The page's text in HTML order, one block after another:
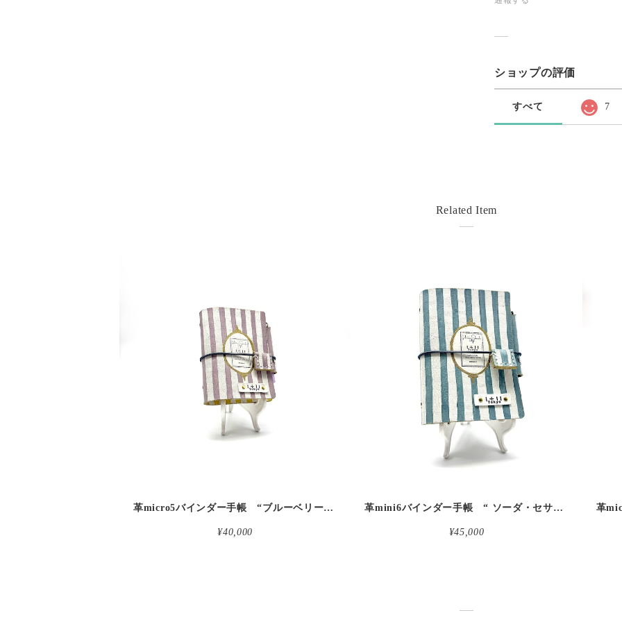
ショップの評価
すべて 7
Related Item
detail
革micro5バインダー手帳 “ブルーベリー・レモンシェイク 昼下がりのお茶会” 本革
¥40,000
detail
革mini6バインダー手帳 “ ソーダ・セサミシェイク 昼下がりのお茶会” 本革
¥45,000